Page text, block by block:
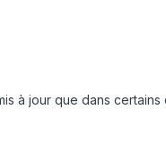
à jour que dans certains